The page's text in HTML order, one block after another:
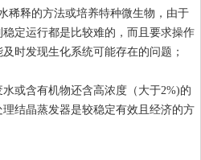
稀释的方法或培养特种微生物，由于
定运行都是比较难的，而且要求操作
时发现生化系统可能存在的问题；
或含有机物还含高浓度（大于2%)的
结晶蒸发器是较稳定有效且经济的方